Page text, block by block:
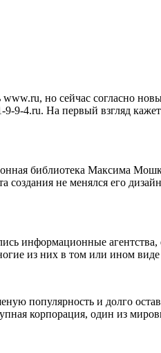
но сейчас согласно
9-4.ru. На первый взгляд
библиотека Максима
не менялся его
информационные
из них в том или ином
популярность и долго
корпорация, один из